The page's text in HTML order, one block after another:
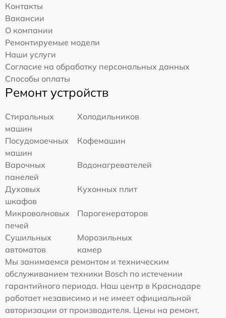
Контакты
Вакансии
О компании
Ремонтируемые модели
Наши услуги
Согласие на обработку персональных данных
Способы оплаты
Ремонт устройств
Стиральных
машин
Холодильников
Посудомоечных
машин
Кофемашин
Варочных
панелей
Водонагревателей
Духовых
шкафов
Кухонных плит
Микроволновых
печей
Парогенераторов
Сушильных
автоматов
Морозильных
камер
Мы занимаемся ремонтом и техническим
обслуживанием техники Bosch по истечении
гарантийного периода. Наш центр в Краснодаре
работает независимо и не имеет официальной
авторизации от производителя. Цены на ремонт,